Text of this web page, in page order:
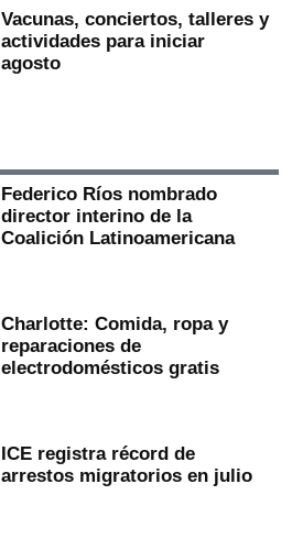
Vacunas, conciertos, talleres y
actividades para iniciar
agosto
Federico Ríos nombrado
director interino de la
Coalición Latinoamericana
Charlotte: Comida, ropa y
reparaciones de
electrodomésticos gratis
ICE registra récord de
arrestos migratorios en julio